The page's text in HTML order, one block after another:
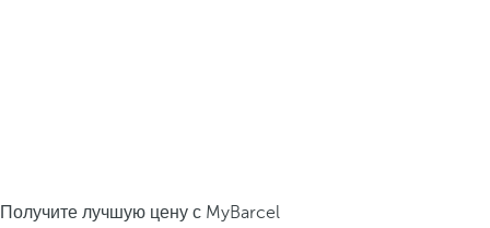
Получите лучшую цену с MyBarcel